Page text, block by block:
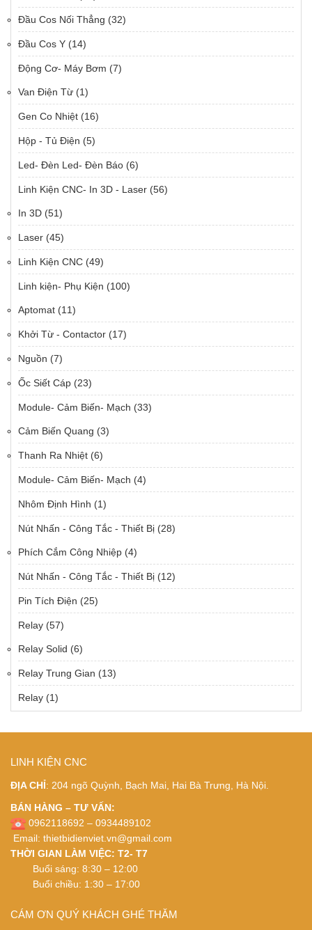
Đầu Cos Nối Thẳng (32)
Đầu Cos Y (14)
Động Cơ- Máy Bơm (7)
Van Điện Từ (1)
Gen Co Nhiệt (16)
Hộp - Tủ Điện (5)
Led- Đèn Led- Đèn Báo (6)
Linh Kiện CNC- In 3D - Laser (56)
In 3D (51)
Laser (45)
Linh Kiện CNC (49)
Linh kiện- Phụ Kiện (100)
Aptomat (11)
Khởi Từ - Contactor (17)
Nguồn (7)
Ốc Siết Cáp (23)
Module- Cảm Biến- Mạch (33)
Cảm Biến Quang (3)
Thanh Ra Nhiệt (6)
Module- Cảm Biến- Mạch (4)
Nhôm Định Hình (1)
Nút Nhấn - Công Tắc - Thiết Bị (28)
Phích Cắm Công Nhiệp (4)
Nút Nhấn - Công Tắc - Thiết Bị (12)
Pin Tích Điện (25)
Relay (57)
Relay Solid (6)
Relay Trung Gian (13)
Relay (1)
LINH KIỆN CNC
ĐỊA CHỈ: 204 ngõ Quỳnh, Bạch Mai, Hai Bà Trưng, Hà Nội.
BÁN HÀNG – TƯ VẤN:
0962118692 – 0934489102
Email: thietbidienviet.vn@gmail.com
THỜI GIAN LÀM VIỆC: T2- T7
Buổi sáng: 8:30 – 12:00
Buổi chiều: 1:30 – 17:00
CÁM ƠN QUÝ KHÁCH GHÉ THĂM